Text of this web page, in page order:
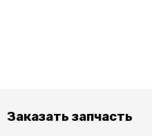
Заказать запчасть